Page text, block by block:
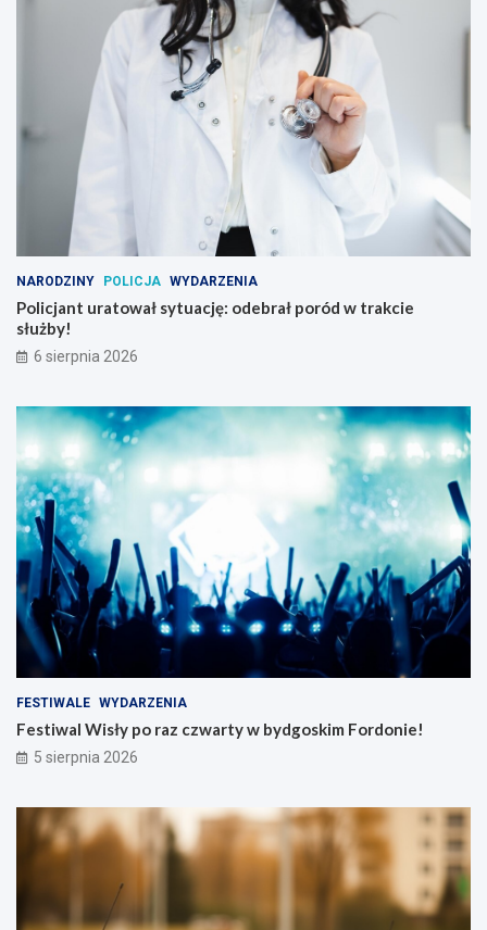
NARODZINY POLICJA WYDARZENIA
Policjant uratował sytuację: odebrał poród w trakcie
służby!
6 sierpnia 2026
FESTIWALE WYDARZENIA
Festiwal Wisły po raz czwarty w bydgoskim Fordonie!
5 sierpnia 2026